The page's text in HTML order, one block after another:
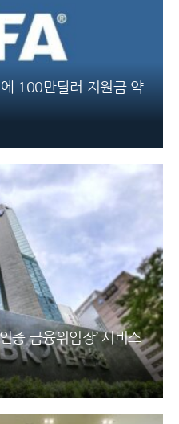
100만달러 지원금 약
증 금융위임장’ 서비스